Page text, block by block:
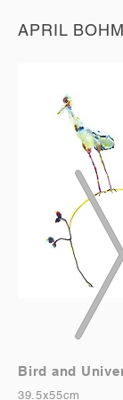
APRIL
Bird and
39.5x55cm